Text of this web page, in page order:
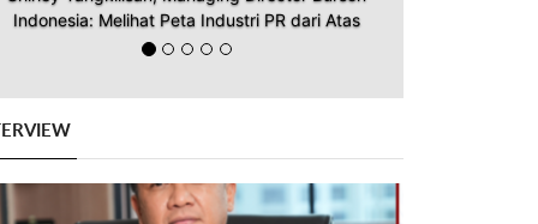
Indonesia: Melihat Peta Industri PR dari Atas
Previous Next